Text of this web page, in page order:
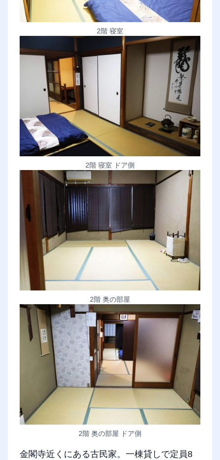
2階 寝室
2階 寝室 ドア側
2階 奥の部屋
2階 奥の部屋 ドア側
金閣寺近くにある古民家。一棟貸しで定員8